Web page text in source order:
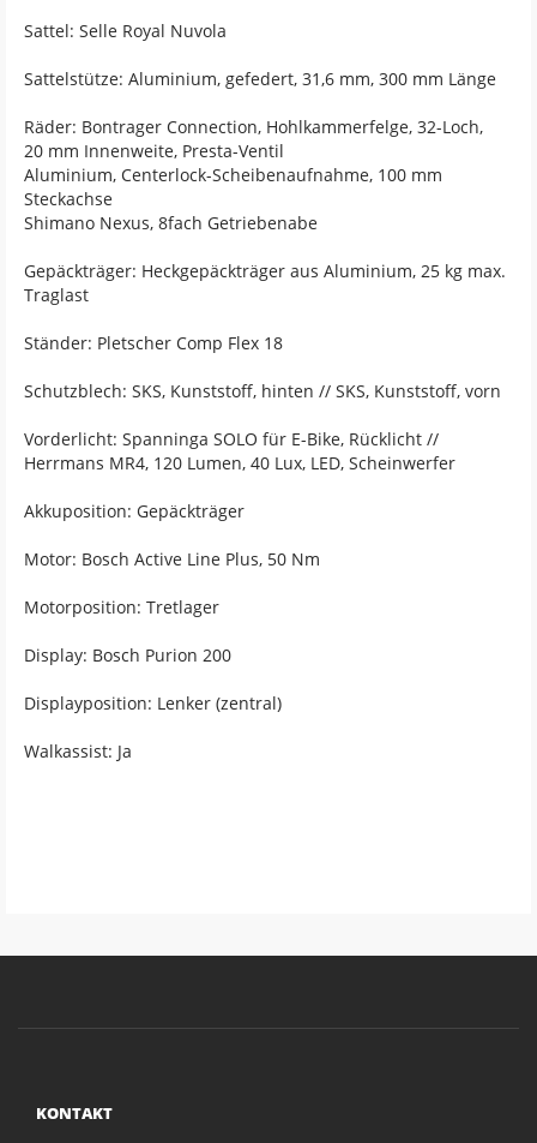
Sattel: Selle Royal Nuvola
Sattelstütze: Aluminium, gefedert, 31,6 mm, 300 mm Länge
Räder: Bontrager Connection, Hohlkammerfelge, 32-Loch,
20 mm Innenweite, Presta-Ventil
Aluminium, Centerlock-Scheibenaufnahme, 100 mm
Steckachse
Shimano Nexus, 8fach Getriebenabe
Gepäckträger: Heckgepäckträger aus Aluminium, 25 kg max.
Traglast
Ständer: Pletscher Comp Flex 18
Schutzblech: SKS, Kunststoff, hinten // SKS, Kunststoff, vorn
Vorderlicht: Spanninga SOLO für E-Bike, Rücklicht //
Herrmans MR4, 120 Lumen, 40 Lux, LED, Scheinwerfer
Akkuposition: Gepäckträger
Motor: Bosch Active Line Plus, 50 Nm
Motorposition: Tretlager
Display: Bosch Purion 200
Displayposition: Lenker (zentral)
Walkassist: Ja
KONTAKT